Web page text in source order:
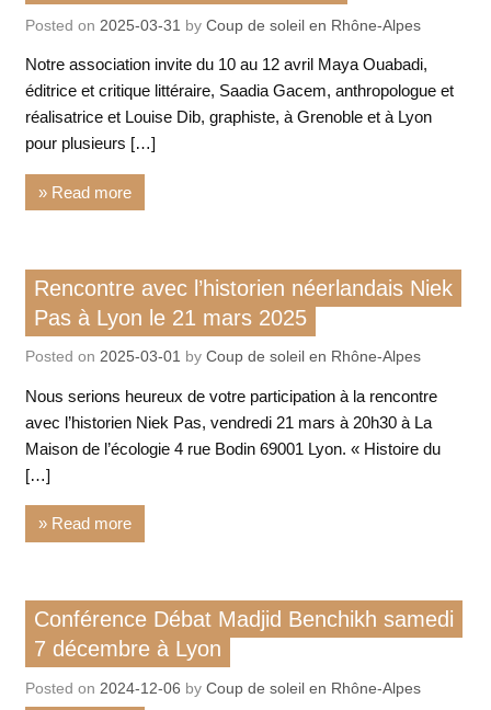
Posted on 2025-03-31 by Coup de soleil en Rhône-Alpes
Notre association invite du 10 au 12 avril Maya Ouabadi,
éditrice et critique littéraire, Saadia Gacem, anthropologue et
réalisatrice et Louise Dib, graphiste, à Grenoble et à Lyon
pour plusieurs […]
» Read more
Histoire / mémoires
Rencontre / conférence
Rencontre avec l’historien néerlandais Niek
Pas à Lyon le 21 mars 2025
Posted on 2025-03-01 by Coup de soleil en Rhône-Alpes
Nous serions heureux de votre participation à la rencontre
avec l’historien Niek Pas, vendredi 21 mars à 20h30 à La
Maison de l’écologie 4 rue Bodin 69001 Lyon. « Histoire du
[…]
» Read more
Rencontre / conférence
Conférence Débat Madjid Benchikh samedi
7 décembre à Lyon
Posted on 2024-12-06 by Coup de soleil en Rhône-Alpes